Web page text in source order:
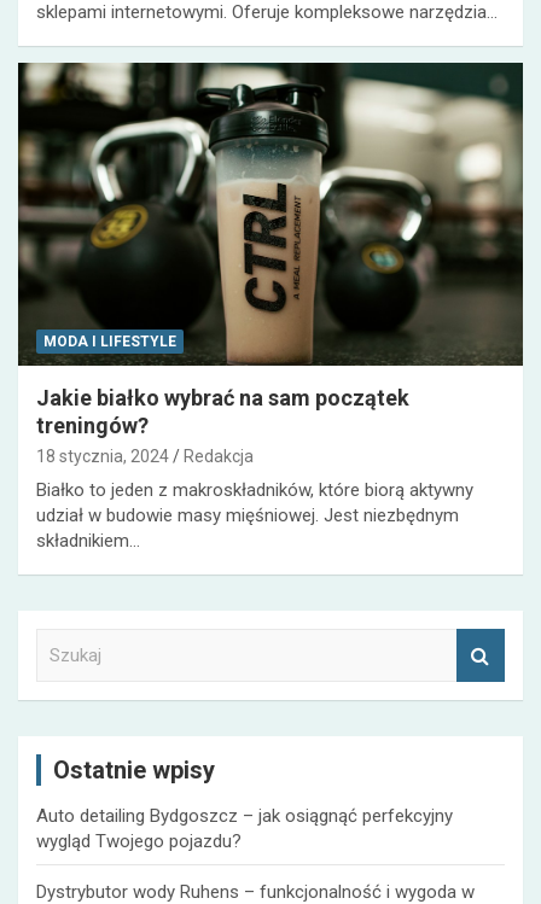
sklepami internetowymi. Oferuje kompleksowe narzędzia…
MODA I LIFESTYLE
Jakie białko wybrać na sam początek
treningów?
18 stycznia, 2024 Redakcja
Białko to jeden z makroskładników, które biorą aktywny
udział w budowie masy mięśniowej. Jest niezbędnym
składnikiem…
Ostatnie wpisy
Auto detailing Bydgoszcz – jak osiągnąć perfekcyjny
wygląd Twojego pojazdu?
Dystrybutor wody Ruhens – funkcjonalność i wygoda w